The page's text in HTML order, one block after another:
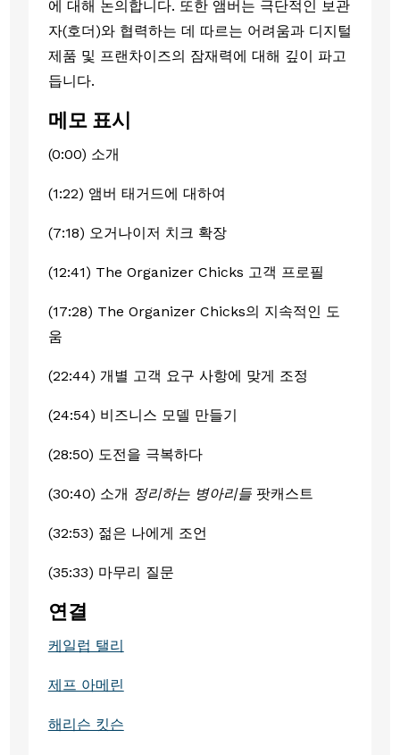
에 대해 논의합니다. 또한 앰버는 극단적인 보관
자(호더)와 협력하는 데 따르는 어려움과 디지털
제품 및 프랜차이즈의 잠재력에 대해 깊이 파고
듭니다.
메모 표시
(0:00) 소개
(1:22) 앰버 태거드에 대하여
(7:18) 오거나이저 치크 확장
(12:41) The Organizer Chicks 고객 프로필
(17:28) The Organizer Chicks의 지속적인 도
움
(22:44) 개별 고객 요구 사항에 맞게 조정
(24:54) 비즈니스 모델 만들기
(28:50) 도전을 극복하다
(30:40) 소개 정리하는 병아리들팟캐스트
(32:53) 젊은 나에게 조언
(35:33) 마무리 질문
연결
케일럽 탤리
제프 아메린
해리슨 킷슨